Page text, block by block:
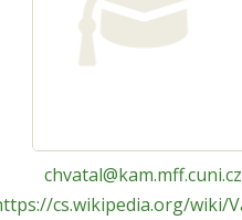
chvatal@kam.mff.cuni.cz